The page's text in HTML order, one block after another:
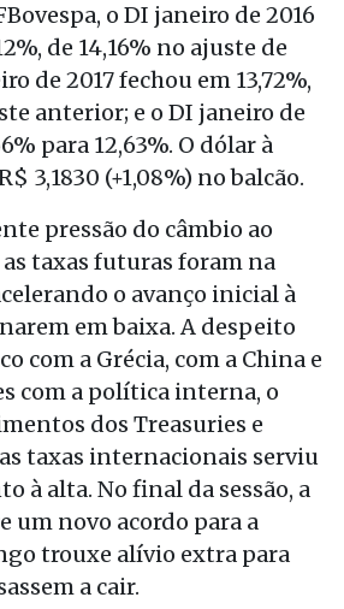
o DI janeiro de 2016
de 14,16% no ajuste de
de 2017 fechou em 13,72%,
anterior; e o DI janeiro de
para 12,63%. O dólar à
3,1830 (+1,08%) no balcão.
pressão do câmbio ao
as taxas futuras foram na
o avanço inicial à
em baixa. A despeito
com a Grécia, com a China e
com a política interna, o
dos Treasuries e
taxas internacionais serviu
à alta. No final da sessão, a
um novo acordo para a
trouxe alívio extra para
a cair.